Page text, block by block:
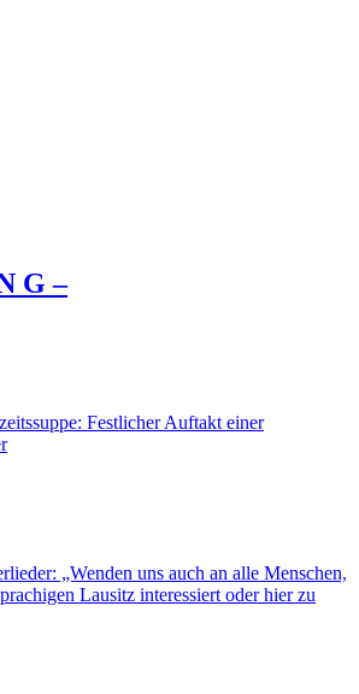
G –
Festlicher Auftakt einer
„Wenden uns auch an alle Menschen,
Lausitz interessiert oder hier zu